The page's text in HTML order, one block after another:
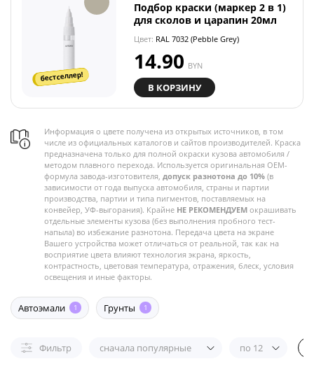
бестселлер!
Подбор краски (маркер 2 в 1)
для сколов и царапин 20мл
Цвет: RAL 7032 (Pebble Grey)
14.90 BYN
В КОРЗИНУ
Информация о цвете получена из открытых источников, в том
числе из официальных каталогов и сайтов производителей. Краска
предназначена только для полной окраски кузова автомобиля /
методом плавного перехода. Используется оригинальная OEM-
формула завода-изготовителя, допуск разнотона до 10% (в
зависимости от года выпуска автомобиля, страны и партии
производства, партии и типа пигментов, поставляемых на
конвейер, УФ-выгорания). Крайне НЕ РЕКОМЕНДУЕМ окрашивать
отдельные элементы кузова (без выполнения пробного тест-
напыла) во избежание разнотона. Передача цвета на экране
Вашего устройства может отличаться от реальной, так как на
восприятие цвета влияют технология экрана, яркость,
контрастность, цветовая температура, отражения, блеск, условия
освещения и иные факторы.
Автоэмали 1 Грунты 1
Фильтр сначала популярные по 12